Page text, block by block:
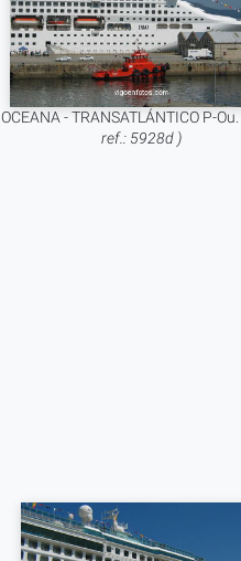
OCEANA - TRANSATLÁNTICO P-Ou.
ref.: 5928d )